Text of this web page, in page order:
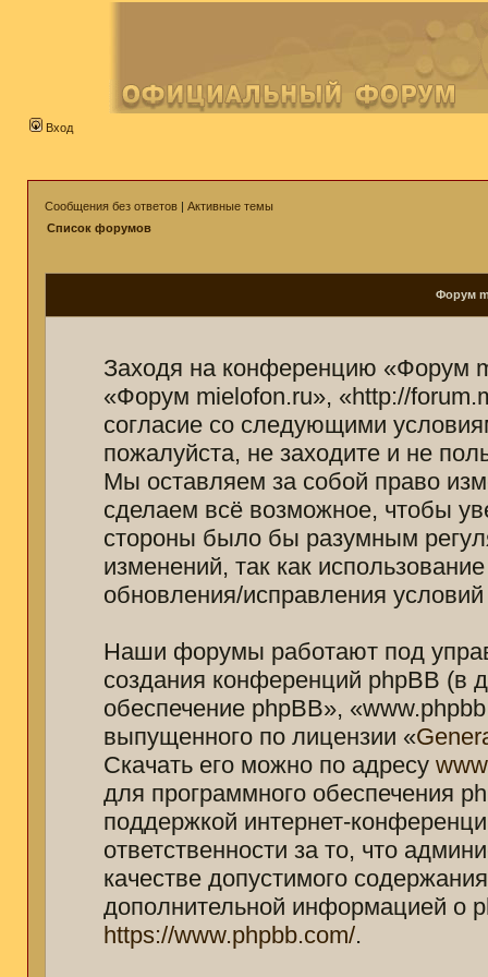
Вход
Сообщения без ответов | Активные темы
Список форумов
Форум
Заходя на конференцию «Форум
«Форум mielofon.ru», «http://
согласие со следующими
пожалуйста, не заходите и не
Мы оставляем за собой право
сделаем всё возможное, чтобы
стороны было бы разумным
изменений, так как
обновления/исправления
Наши форумы работают под
создания конференций phpBB (в
обеспечение phpBB»,
выпущенного по лицензии «
Скачать его можно по адресу
для программного обеспечения
поддержкой интернет-
ответственности за то, что
качестве допустимого
дополнительной информацией о
https://www.phpbb.com/.